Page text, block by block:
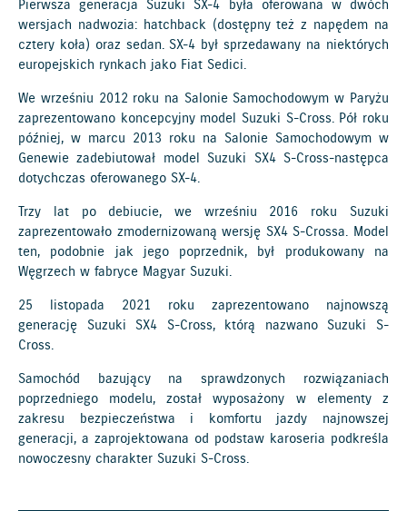
Pierwsza generacja Suzuki SX-4 była oferowana w dwóch
wersjach nadwozia: hatchback (dostępny też z napędem na
cztery koła) oraz sedan. SX-4 był sprzedawany na niektórych
europejskich rynkach jako Fiat Sedici.
We wrześniu 2012 roku na Salonie Samochodowym w Paryżu
zaprezentowano koncepcyjny model Suzuki S-Cross. Pół roku
później, w marcu 2013 roku na Salonie Samochodowym w
Genewie zadebiutował model Suzuki SX4 S-Cross-następca
dotychczas oferowanego SX-4.
Trzy lat po debiucie, we wrześniu 2016 roku Suzuki
zaprezentowało zmodernizowaną wersję SX4 S-Crossa. Model
ten, podobnie jak jego poprzednik, był produkowany na
Węgrzech w fabryce Magyar Suzuki.
25 listopada 2021 roku zaprezentowano najnowszą
generację Suzuki SX4 S-Cross, którą nazwano Suzuki S-
Cross.
Samochód bazujący na sprawdzonych rozwiązaniach
poprzedniego modelu, został wyposażony w elementy z
zakresu bezpieczeństwa i komfortu jazdy najnowszej
generacji, a zaprojektowana od podstaw karoseria podkreśla
nowoczesny charakter Suzuki S-Cross.